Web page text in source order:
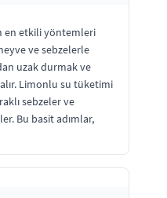
en etkili yöntemleri
ve sebzelerle
uzak durmak ve
Limonlu su tüketimi
sebzeler ve
Bu basit adımlar,